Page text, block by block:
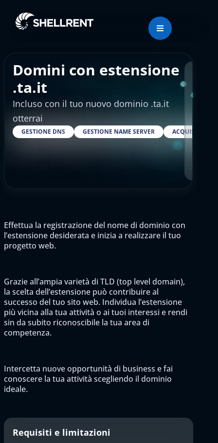
Domini con estensione
.ta.it
Incluso con il tuo nuovo dominio .ta.it
otterrai
GESTIONE DNS GESTIONE NAME SERVER ACQUISTARE
Effettua la registrazione del nome di dominio con
l’estensione desiderata e inizia a realizzare il tuo
progetto web.
Grazie all’ampia varietà di TLD (top level domain),
la scelta dell’estensione può contribuire al
successo del tuo sito web. Individua l’estensione
più vicina alla tua attività o ai tuoi interessi e rendi
sin da subito riconoscibile la tua area di
competenza.
Intercetta nuove opportunità di business e fai
conoscere la tua attività scegliendo il dominio
ideale.
Requisiti e limitazioni